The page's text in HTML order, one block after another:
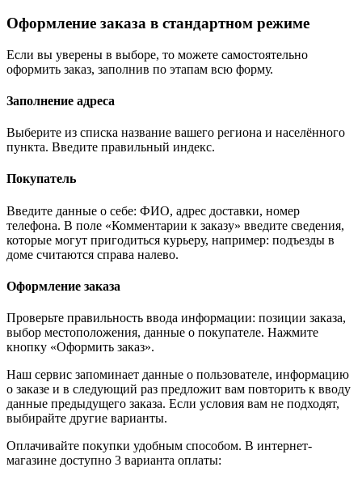
Оформление заказа в стандартном режиме
Если вы уверены в выборе, то можете самостоятельно
оформить заказ, заполнив по этапам всю форму.
Заполнение адреса
Выберите из списка название вашего региона и населённого
пункта. Введите правильный индекс.
Покупатель
Введите данные о себе: ФИО, адрес доставки, номер
телефона. В поле «Комментарии к заказу» введите сведения,
которые могут пригодиться курьеру, например: подъезды в
доме считаются справа налево.
Оформление заказа
Проверьте правильность ввода информации: позиции заказа,
выбор местоположения, данные о покупателе. Нажмите
кнопку «Оформить заказ».
Наш сервис запоминает данные о пользователе, информацию
о заказе и в следующий раз предложит вам повторить к вводу
данные предыдущего заказа. Если условия вам не подходят,
выбирайте другие варианты.
Оплачивайте покупки удобным способом. В интернет-
магазине доступно 3 варианта оплаты: